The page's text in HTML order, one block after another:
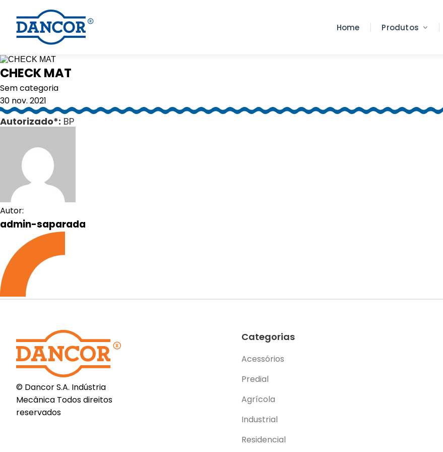
Home Produtos
CHECK MAT
Sem categoria
30 nov. 2021
Autorizado*: BP
Autor:
admin-saparada
© Dancor S.A. Indústria
Mecânica Todos direitos
reservados
Categorias
Acessórios
Predial
Agrícola
Industrial
Residencial